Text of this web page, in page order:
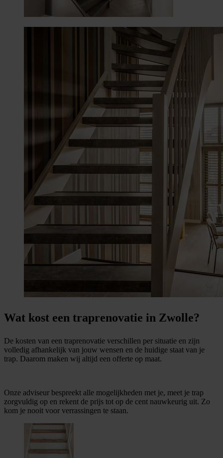
Wat kost een traprenovatie in Zwolle?
De kosten van een traprenovatie verschillen per situatie en zijn
volledig afhankelijk van jouw wensen en de huidige staat van je
trap. Daarom maken wij altijd een offerte op maat.
Onze adviseur bespreekt alle mogelijkheden met je, meet je trap
zorgvuldig op en rekent de prijs tot op de cent nauwkeurig uit. Zo
kom je nooit voor verrassingen te staan.